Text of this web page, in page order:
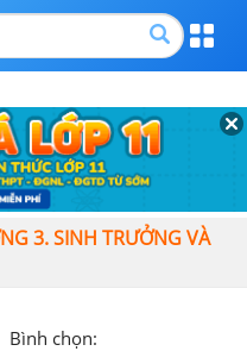
3. SINH TRƯỞNG VÀ
Bình chọn: